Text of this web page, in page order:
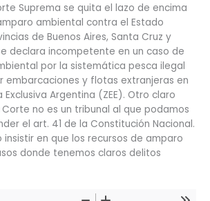
Suprema se quita el lazo de encima
ambiental contra el Estado
de Buenos Aires, Santa Cruz y
declara incompetente en un caso de
por la sistemática pesca ilegal
embarcaciones y flotas extranjeras en
Exclusiva Argentina (ZEE). Otro claro
no es un tribunal al que podamos
el art. 41 de la Constitución Nacional.
insistir en que los recursos de amparo
donde tenemos claros delitos